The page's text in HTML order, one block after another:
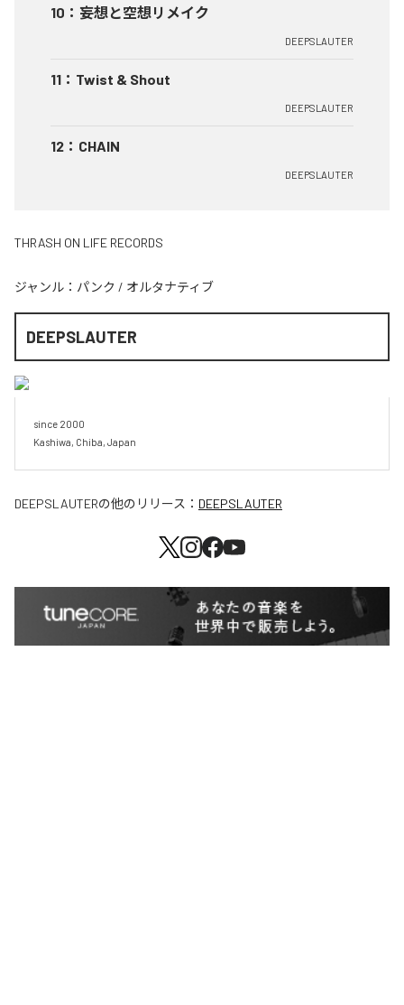
10 ： 妄想と空想リメイク
DEEPSLAUTER
11 ： Twist & Shout
DEEPSLAUTER
12 ： CHAIN
DEEPSLAUTER
THRASH ON LIFE RECORDS
ジャンル： パンク / オルタナティブ
DEEPSLAUTER
since 2000
Kashiwa, Chiba, Japan
DEEPSLAUTERの他のリリース： DEEPSLAUTER